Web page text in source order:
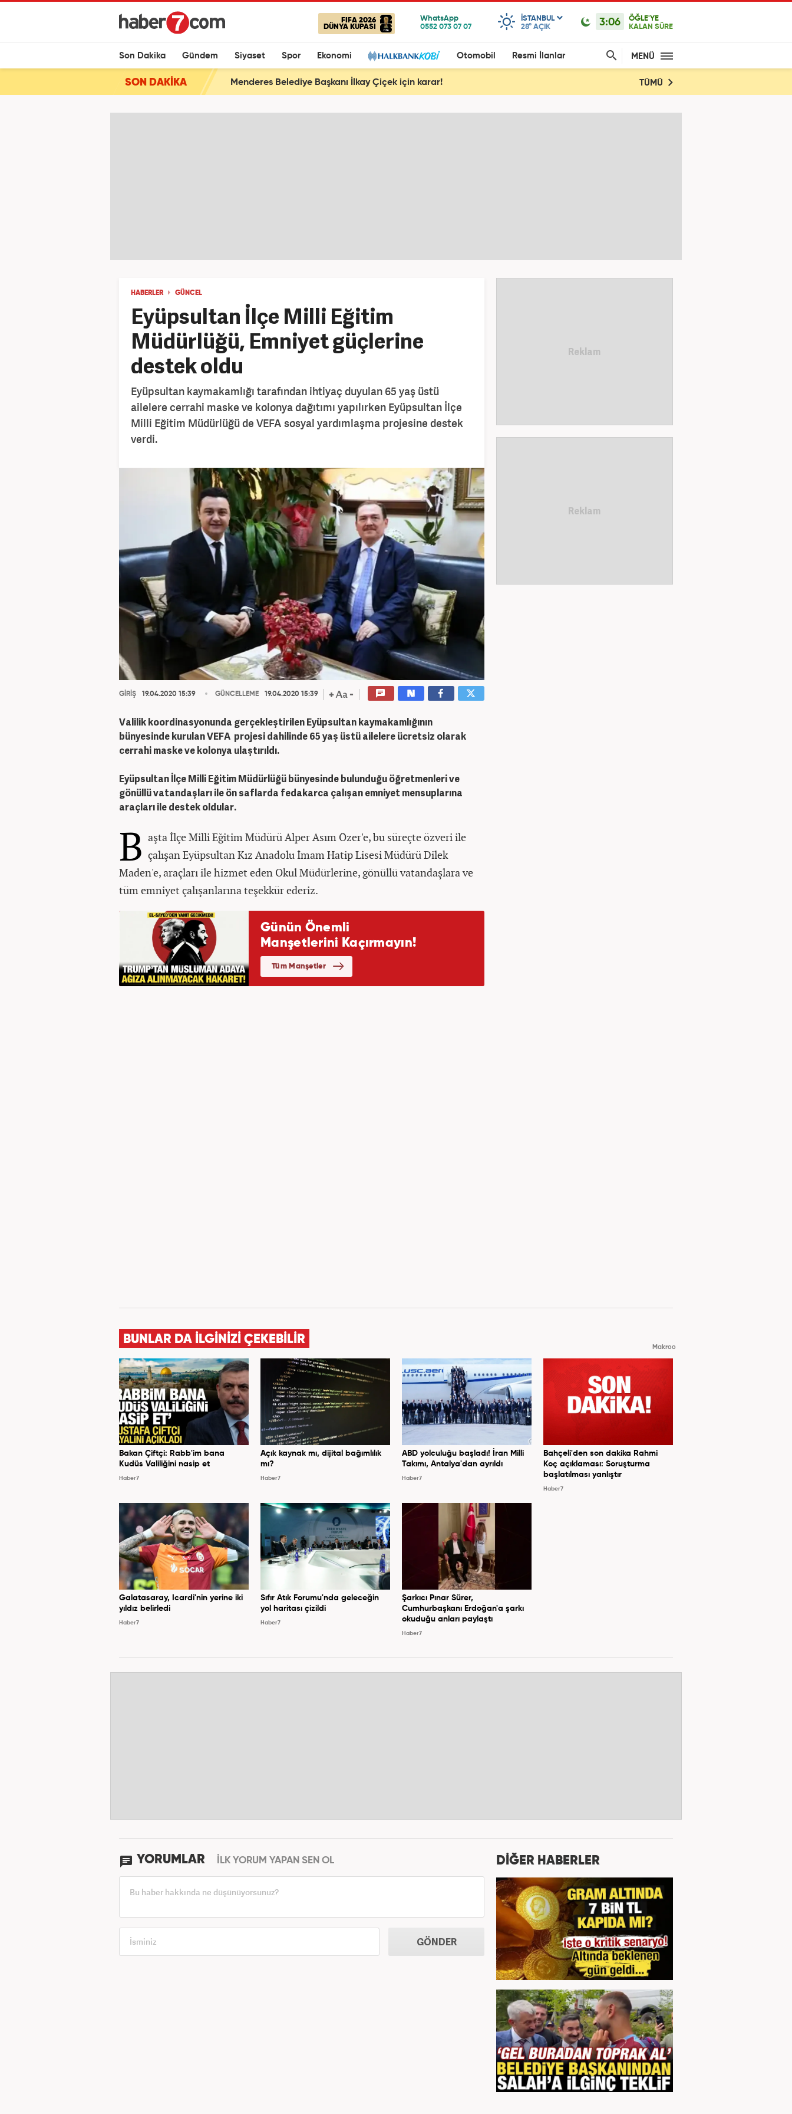
FIFA 2026
DÜNYA KUPASI
ISTANBUL
28° AÇIK 3:06
ÖĞLE'YE
KALAN SÜRE
Son Dakika Gündem Siyaset Spor Ekonomi Otomobil Resmi İlanlar MENÜ
SON DAKİKA Menderes Belediye Başkanı İlkay Çiçek için karar! TÜMÜ
HABERLER GÜNCEL
Eyüpsultan İlçe Milli Eğitim
Müdürlüğü, Emniyet güçlerine
destek oldu
Eyüpsultan kaymakamlığı tarafından ihtiyaç duyulan 65 yaş üstü
ailelere cerrahi maske ve kolonya dağıtımı yapılırken Eyüpsultan İlçe
Milli Eğitim Müdürlüğü de VEFA sosyal yardımlaşma projesine destek
verdi.
GİRİŞ 19.04.2020 15:39 GÜNCELLEME 19.04.2020 15:39
Valilik koordinasyonunda gerçekleştirilen Eyüpsultan kaymakamlığının
bünyesinde kurulan VEFA projesi dahilinde 65 yaş üstü ailelere ücretsiz olarak
cerrahi maske ve kolonya ulaştırıldı.
Eyüpsultan İlçe Milli Eğitim Müdürlüğü bünyesinde bulunduğu öğretmenleri ve
gönüllü vatandaşları ile ön saflarda fedakarca çalışan emniyet mensuplarına
araçları ile destek oldular.
B aşta İlçe Milli Eğitim Müdürü Alper Asım Özer'e, bu süreçte özveri ile
çalışan Eyüpsultan Kız Anadolu İmam Hatip Lisesi Müdürü Dilek
Maden'e, araçları ile hizmet eden Okul Müdürlerine, gönüllü vatandaşlara ve
tüm emniyet çalışanlarına teşekkür ederiz.
BUNLAR DA İLGİNİZİ ÇEKEBİLİR
Makroo
Bakan Çiftçi: Rabb'im bana
Kudüs Valiliğini nasip et
Haber7
Açık kaynak mı, dijital bağımlılık
mı?
Haber7
ABD yolculuğu başladı! İran Milli
Takımı, Antalya'dan ayrıldı
Haber7
Bahçeli'den son dakika Rahmi
Koç açıklaması: Soruşturma
başlatılması yanlıştır
Haber7
Galatasaray, Icardi'nin yerine iki
yıldız belirledi
Haber7
Sıfır Atık Forumu'nda geleceğin
yol haritası çizildi
Haber7
Şarkıcı Pınar Sürer,
Cumhurbaşkanı Erdoğan'a şarkı
okuduğu anları paylaştı
Haber7
YORUMLAR İLK YORUM YAPAN SEN OL
GÖNDER
DİĞER HABERLER